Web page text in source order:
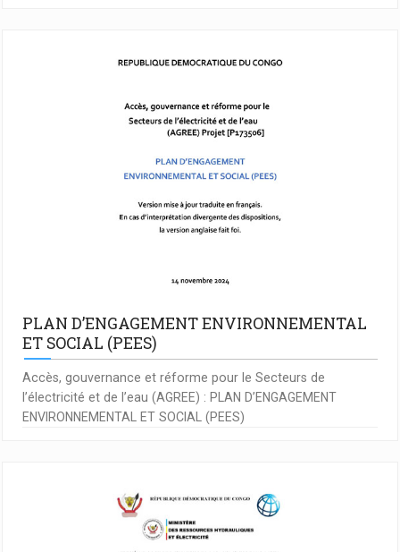
PLAN D’ENGAGEMENT ENVIRONNEMENTAL
ET SOCIAL (PEES)
Accès, gouvernance et réforme pour le Secteurs de
l’électricité et de l’eau (AGREE) : PLAN D’ENGAGEMENT
ENVIRONNEMENTAL ET SOCIAL (PEES)